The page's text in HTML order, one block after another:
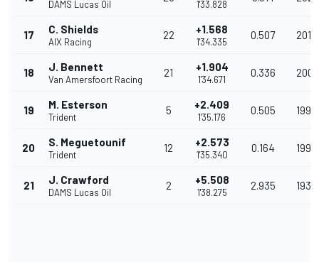
DAMS Lucas Oil 1'33.828
17 C. Shields
AIX Racing
22 +1.568
1'34.335
0.507
18 J. Bennett
Van Amersfoort Racing
21 +1.904
1'34.671
0.336
19 M. Esterson
Trident
5 +2.409
1'35.176
0.505
20 S. Meguetounif
Trident
12 +2.573
1'35.340
0.164
21 J. Crawford
DAMS Lucas Oil
2 +5.508
1'38.275
2.935